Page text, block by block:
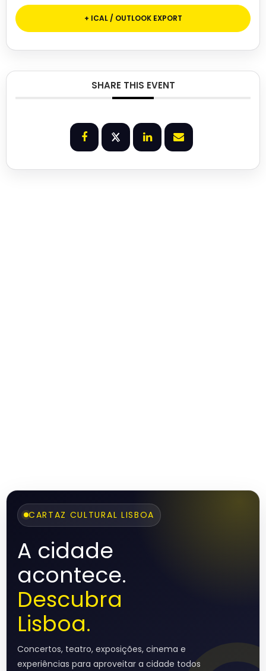
+ ICAL / OUTLOOK EXPORT
SHARE THIS EVENT
CARTAZ CULTURAL LISBOA
A cidade
acontece.
Descubra
Lisboa.
Concertos, teatro, exposições, cinema e
experiências para aproveitar a cidade todos